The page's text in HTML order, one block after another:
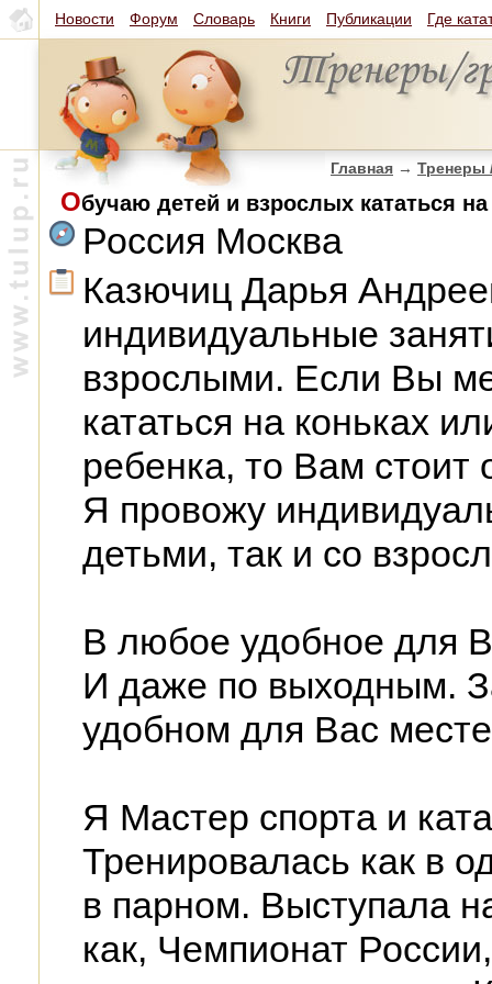
Новости Форум Словарь Книги Публикации Где
Главная → Тренеры
Обучаю детей и взрослых кататься на
Россия Москва
Казючиц Дарья
индивидуальные
взрослыми. Если Вы
кататься на коньках
ребенка, то Вам стоит
Я провожу
детьми, так и со
В любое удобное для
И даже по выходным.
удобном для Вас
Я Мастер спорта и
Тренировалась как в
в парном. Выступала
как, Чемпионат